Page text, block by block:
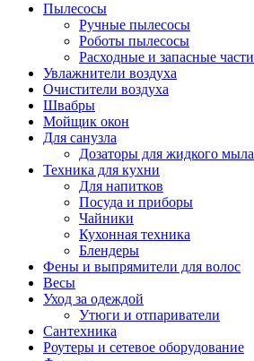
Пылесосы
Ручные пылесосы
Роботы пылесосы
Расходные и запасные части
Увлажнители воздуха
Очистители воздуха
Швабры
Мойщик окон
Для санузла
Дозаторы для жидкого мыла
Техника для кухни
Для напитков
Посуда и приборы
Чайники
Кухонная техника
Блендеры
Фены и выпрямители для волос
Весы
Уход за одеждой
Утюги и отпариватели
Сантехника
Роутеры и сетевое оборудование